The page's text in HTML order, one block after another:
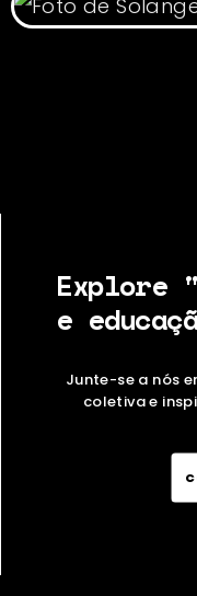
Explore
e
Junte-se a nós
coletiva e